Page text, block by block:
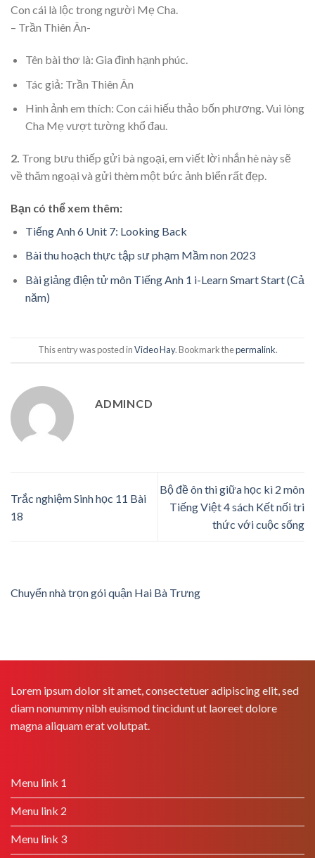
Con cái là lộc trong người Mẹ Cha.
– Trần Thiên Ân-
Tên bài thơ là: Gia đình hạnh phúc.
Tác giả: Trần Thiên Ân
Hình ảnh em thích: Con cái hiếu thảo bốn phương. Vui lòng
Cha Mẹ vượt tường khổ đau.
2. Trong bưu thiếp gửi bà ngoại, em viết lời nhắn hè này sẽ
về thăm ngoại và gửi thèm một bức ảnh biển rất đẹp.
Bạn có thể xem thêm:
Tiếng Anh 6 Unit 7: Looking Back
Bài thu hoạch thực tập sư phạm Mầm non 2023
Bài giảng điện tử môn Tiếng Anh 1 i-Learn Smart Start (Cả
năm)
This entry was posted inVideo Hay. Bookmark thepermalink.
ADMINCD
Trắc nghiệm Sinh học 11 Bài
18
Bộ đề ôn thi giữa học kì 2 môn
Tiếng Việt 4 sách Kết nối tri
thức với cuộc sống
Chuyển nhà trọn gói quận Hai Bà Trưng
Lorem ipsum dolor sit amet, consectetuer adipiscing elit, sed
diam nonummy nibh euismod tincidunt ut laoreet dolore
magna aliquam erat volutpat.
Menu link 1
Menu link 2
Menu link 3